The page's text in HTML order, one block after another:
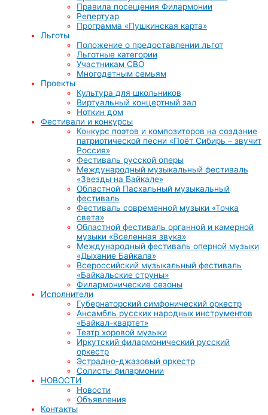
Правила посещения Филармонии
Репертуар
Программа «Пушкинская карта»
Льготы
Положение о предоставлении льгот
Льготные категории
Участникам СВО
Многодетным семьям
Проекты
Культура для школьников
Виртуальный концертный зал
Ноткин дом
Фестивали и конкурсы
Конкурс поэтов и композиторов на создание
патриотической песни «Поёт Сибирь – звучит
Россия»
Фестиваль русской оперы
Международный музыкальный фестиваль
«Звезды на Байкале»
Областной Пасхальный музыкальный
фестиваль
Фестиваль современной музыки «Точка
света»
Областной фестиваль органной и камерной
музыки «Вселенная звука»
Международный фестиваль оперной музыки
«Дыхание Байкала»
Всероссийский музыкальный фестиваль
«Байкальские струны»
Филармонические сезоны
Исполнители
Губернаторский симфонический оркестр
Ансамбль русских народных инструментов
«Байкал-квартет»
Театр хоровой музыки
Иркутский филармонический русский
оркестр
Эстрадно-джазовый оркестр
Солисты филармонии
НОВОСТИ
Новости
Объявления
Контакты